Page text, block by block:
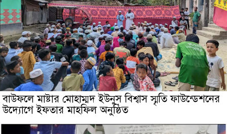
বাউফলে মাষ্টার মোহাম্মদ ইউনুস বিশ্বাস স্মৃতি ফাউন্ডেশনের
উদ্যােগে ইফতার মাহফিল অনুষ্ঠিত